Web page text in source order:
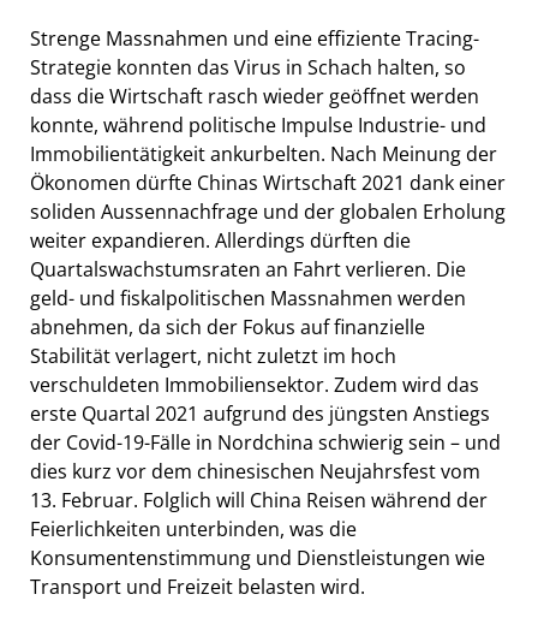
Strenge Massnahmen und eine effiziente Tracing-
Strategie konnten das Virus in Schach halten, so
dass die Wirtschaft rasch wieder geöffnet werden
konnte, während politische Impulse Industrie- und
Immobilientätigkeit ankurbelten. Nach Meinung der
Ökonomen dürfte Chinas Wirtschaft 2021 dank einer
soliden Aussennachfrage und der globalen Erholung
weiter expandieren. Allerdings dürften die
Quartalswachstumsraten an Fahrt verlieren. Die
geld- und fiskalpolitischen Massnahmen werden
abnehmen, da sich der Fokus auf finanzielle
Stabilität verlagert, nicht zuletzt im hoch
verschuldeten Immobiliensektor. Zudem wird das
erste Quartal 2021 aufgrund des jüngsten Anstiegs
der Covid-19-Fälle in Nordchina schwierig sein – und
dies kurz vor dem chinesischen Neujahrsfest vom
13. Februar. Folglich will China Reisen während der
Feierlichkeiten unterbinden, was die
Konsumentenstimmung und Dienstleistungen wie
Transport und Freizeit belasten wird.